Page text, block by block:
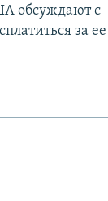
обсуждают с
за ее